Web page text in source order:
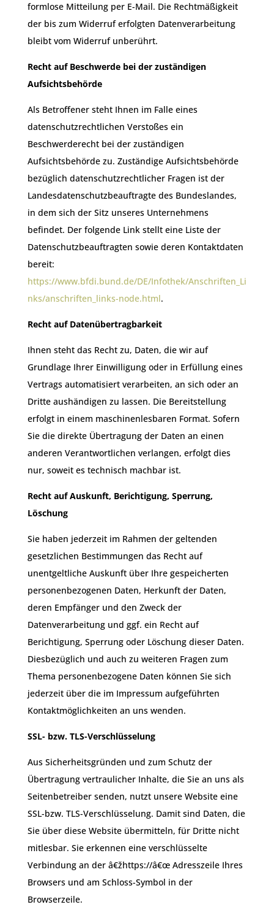
formlose Mitteilung per E-Mail. Die Rechtmäßigkeit
der bis zum Widerruf erfolgten Datenverarbeitung
bleibt vom Widerruf unberührt.
Recht auf Beschwerde bei der zuständigen
Aufsichtsbehörde
Als Betroffener steht Ihnen im Falle eines
datenschutzrechtlichen Verstoßes ein
Beschwerderecht bei der zuständigen
Aufsichtsbehörde zu. Zuständige Aufsichtsbehörde
bezüglich datenschutzrechtlicher Fragen ist der
Landesdatenschutzbeauftragte des Bundeslandes,
in dem sich der Sitz unseres Unternehmens
befindet. Der folgende Link stellt eine Liste der
Datenschutzbeauftragten sowie deren Kontaktdaten
bereit:
https://www.bfdi.bund.de/DE/Infothek/Anschriften_Li
nks/anschriften_links-node.html.
Recht auf Datenübertragbarkeit
Ihnen steht das Recht zu, Daten, die wir auf
Grundlage Ihrer Einwilligung oder in Erfüllung eines
Vertrags automatisiert verarbeiten, an sich oder an
Dritte aushändigen zu lassen. Die Bereitstellung
erfolgt in einem maschinenlesbaren Format. Sofern
Sie die direkte Übertragung der Daten an einen
anderen Verantwortlichen verlangen, erfolgt dies
nur, soweit es technisch machbar ist.
Recht auf Auskunft, Berichtigung, Sperrung,
Löschung
Sie haben jederzeit im Rahmen der geltenden
gesetzlichen Bestimmungen das Recht auf
unentgeltliche Auskunft über Ihre gespeicherten
personenbezogenen Daten, Herkunft der Daten,
deren Empfänger und den Zweck der
Datenverarbeitung und ggf. ein Recht auf
Berichtigung, Sperrung oder Löschung dieser Daten.
Diesbezüglich und auch zu weiteren Fragen zum
Thema personenbezogene Daten können Sie sich
jederzeit über die im Impressum aufgeführten
Kontaktmöglichkeiten an uns wenden.
SSL- bzw. TLS-Verschlüsselung
Aus Sicherheitsgründen und zum Schutz der
Übertragung vertraulicher Inhalte, die Sie an uns als
Seitenbetreiber senden, nutzt unsere Website eine
SSL-bzw. TLS-Verschlüsselung. Damit sind Daten, die
Sie über diese Website übermitteln, für Dritte nicht
mitlesbar. Sie erkennen eine verschlüsselte
Verbindung an der â€žhttps://â€œ Adresszeile Ihres
Browsers und am Schloss-Symbol in der
Browserzeile.